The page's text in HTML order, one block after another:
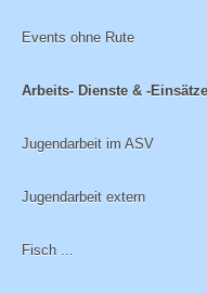
Events ohne Rute
Arbeits- Dienste & -Einsätze
Jugendarbeit im ASV
Jugendarbeit extern
Fisch ...